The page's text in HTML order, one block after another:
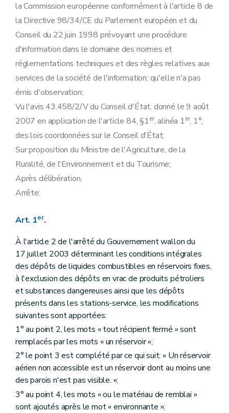
la Commission européenne conformément à l'article 8 de
la Directive 98/34/CE du Parlement européen et du
Conseil du 22 juin 1998 prévoyant une procédure
d'information dans le domaine des normes et
réglementations techniques et des règles relatives aux
services de la société de l'information; qu'elle n'a pas
émis d'observation;
Vu l'avis 43.458/2/V du Conseil d'État, donné le 9 août
2007 en application de l'article 84, §1er, alinéa 1er, 1°,
des lois coordonnées sur le Conseil d'État;
Sur proposition du Ministre de l'Agriculture, de la
Ruralité, de l'Environnement et du Tourisme;
Après délibération,
Arrête:
Art. 1er.
À l'article 2 de l'arrêté du Gouvernement wallon du
17 juillet 2003 déterminant les conditions intégrales
des dépôts de liquides combustibles en réservoirs fixes,
à l'exclusion des dépôts en vrac de produits pétroliers
et substances dangereuses ainsi que les dépôts
présents dans les stations-service, les modifications
suivantes sont apportées:
1° au point 2, les mots « tout récipient fermé » sont
remplacés par les mots « un réservoir »;
2° le point 3 est complété par ce qui suit: « Un réservoir
aérien non accessible est un réservoir dont au moins une
des parois n'est pas visible. »;
3° au point 4, les mots « ou le matériau de remblai »
sont ajoutés après le mot « environnante »;